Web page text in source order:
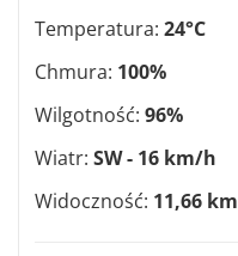
Temperatura: 24°C
Chmura: 100%
Wilgotność: 96%
Wiatr: SW - 16 km/h
Widoczność: 11,66 km